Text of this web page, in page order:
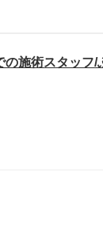
の施術スタッフ